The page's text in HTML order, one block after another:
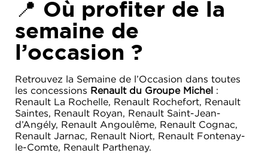
📍 Où profiter de la
semaine de
l’occasion ?
Retrouvez la Semaine de l’Occasion dans toutes
les concessions Renault du Groupe Michel :
Renault La Rochelle, Renault Rochefort, Renault
Saintes, Renault Royan, Renault Saint-Jean-
d’Angély, Renault Angoulême, Renault Cognac,
Renault Jarnac, Renault Niort, Renault Fontenay-
le-Comte, Renault Parthenay.